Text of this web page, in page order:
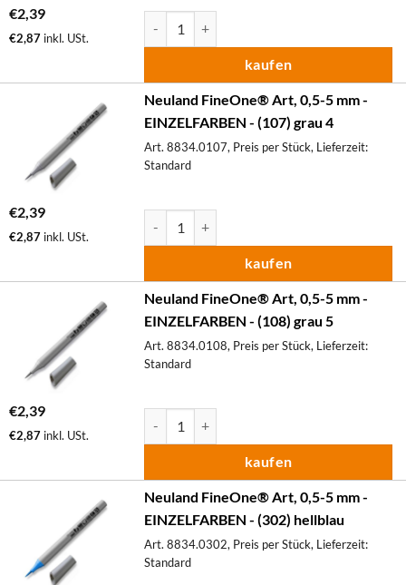
€2,39
€2,87 inkl. USt.
kaufen
Neuland FineOne® Art, 0,5-5 mm -
EINZELFARBEN - (107) grau 4
Art. 8834.0107, Preis per Stück, Lieferzeit:
Standard
€2,39
€2,87 inkl. USt.
kaufen
Neuland FineOne® Art, 0,5-5 mm -
EINZELFARBEN - (108) grau 5
Art. 8834.0108, Preis per Stück, Lieferzeit:
Standard
€2,39
€2,87 inkl. USt.
kaufen
Neuland FineOne® Art, 0,5-5 mm -
EINZELFARBEN - (302) hellblau
Art. 8834.0302, Preis per Stück, Lieferzeit:
Standard